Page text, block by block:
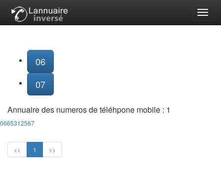
06
07
Annuaire des numeros de téléhpone mobile : 1
0665312567
<< 1 >>